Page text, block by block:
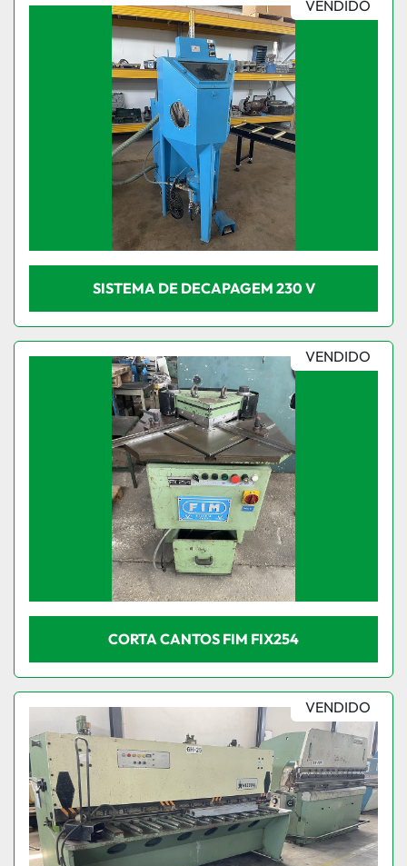
VENDIDO
SISTEMA DE DECAPAGEM 230 V
VENDIDO
CORTA CANTOS FIM FIX254
VENDIDO